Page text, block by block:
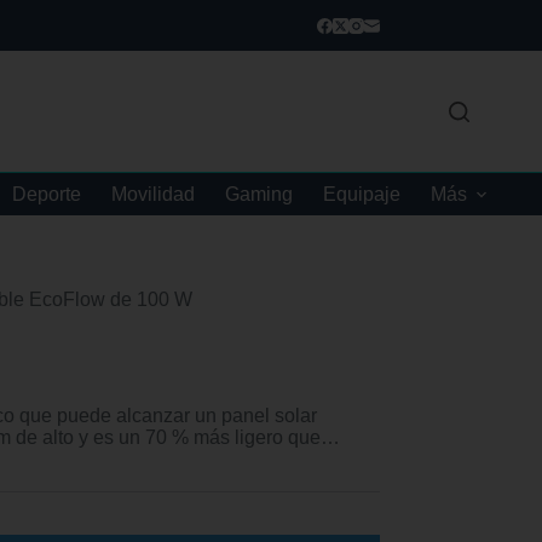
Deporte Movilidad Gaming Equipaje Más
EcoFlow de 100 W
que puede alcanzar un panel solar
de alto y es un 70 % más ligero que…